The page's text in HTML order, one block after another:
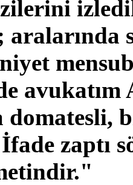
domatesli,
İfade zaptı